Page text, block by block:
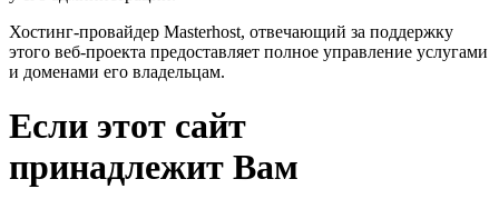
Хостинг-провайдер Masterhost, отвечающий за поддержку
этого веб-проекта предоставляет полное управление услугами
и доменами его владельцам.
Если этот сайт
принадлежит Вам